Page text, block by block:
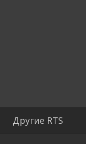
Другие RTS